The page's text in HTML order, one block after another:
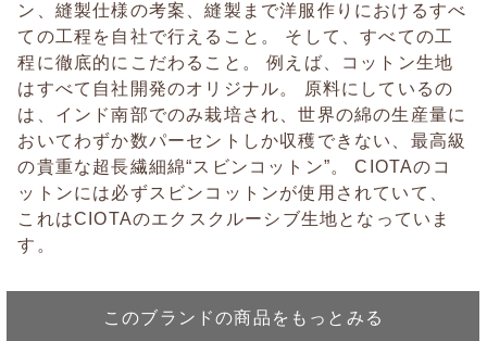
ン、縫製仕様の考案、縫製まで洋服作りにおけるすべ
ての工程を自社で行えること。 そして、すべての工
程に徹底的にこだわること。 例えば、コットン生地
はすべて自社開発のオリジナル。 原料にしているの
は、インド南部でのみ栽培され、世界の綿の生産量に
おいてわずか数パーセントしか収穫できない、最高級
の貴重な超長繊細綿“スビンコットン”。 CIOTAのコ
ットンには必ずスビンコットンが使用されていて、
これはCIOTAのエクスクルーシブ生地となっていま
す。
このブランドの商品をもっとみる